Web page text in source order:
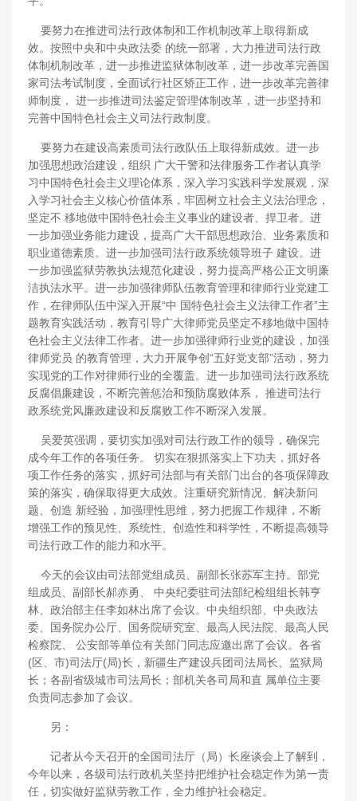
要努力在推进司法行政体制和工作机制改革上取得新成
效。按照中央和中央政法委 的统一部署，大力推进司法行政
体制机制改革，进一步推进监狱体制改革，进一步改革完善国
家司法考试制度，全面试行社区矫正工作，进一步改革完善律
师制度， 进一步推进司法鉴定管理体制改革，进一步坚持和
完善中国特色社会主义司法行政制度。
要努力在建设高素质司法行政队伍上取得新成效。进一步
加强思想政治建设，组织 广大干警和法律服务工作者认真学
习中国特色社会主义理论体系，深入学习实践科学发展观，深
入学习社会主义核心价值体系，牢固树立社会主义法治理念，
坚定不 移地做中国特色社会主义事业的建设者、捍卫者。进
一步加强业务能力建设，提高广大干部思想政治、业务素质和
职业道德素质。进一步加强司法行政系统领导班子 建设。进
一步加强监狱劳教执法规范化建设，努力提高严格公正文明廉
洁执法水平。进一步加强律师队伍教育管理和律师行业党建工
作，在律师队伍中深入开展“中 国特色社会主义法律工作者”主
题教育实践活动，教育引导广大律师党员坚定不移地做中国特
色社会主义法律工作者。进一步加强律师行业党的建设，加强
律师党员 的教育管理，大力开展争创“五好党支部”活动，努力
实现党的工作对律师行业的全覆盖。进一步加强司法行政系统
反腐倡廉建设，不断完善惩治和预防腐败体系， 推进司法行
政系统党风廉政建设和反腐败工作不断深入发展。
吴爱英强调，要切实加强对司法行政工作的领导，确保完
成今年工作的各项任务。 切实在狠抓落实上下功夫，抓好各
项工作任务的落实，抓好司法部与有关部门出台的各项保障政
策的落实，确保取得更大成效。注重研究新情况、解决新问
题、创造 新经验，加强理性思维，努力把握工作规律，不断
增强工作的预见性、系统性、创造性和科学性，不断提高领导
司法行政工作的能力和水平。
今天的会议由司法部党组成员、副部长张苏军主持。部党
组成员、副部长郝赤勇、 中央纪委驻司法部纪检组组长韩亨
林、政治部主任李如林出席了会议。中央组织部、中央政法
委、国务院办公厅、国务院研究室、最高人民法院、最高人民
检察院、 公安部等单位有关部门同志应邀出席了会议。各省
(区、市)司法厅(局)长，新疆生产建设兵团司法局长、监狱局
长；各副省级城市司法局长；部机关各司局和直 属单位主要
负责同志参加了会议。
另 ：
记者从今天召开的全国司法厅（局）长座谈会上了解到，
今年以来，各级司法行政机关坚持把维护社会稳定作为第一责
任，切实做好监狱劳教工作，全力维护社会稳定。